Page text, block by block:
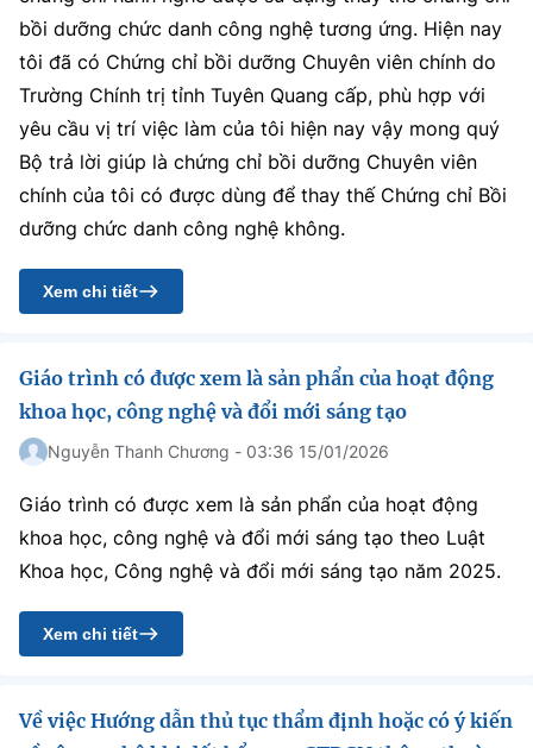
Tin tổng hợp
Tin địa phương
Sở hữu trí tuệ
Tiêu chuẩn, đo lường, chất lượng
Năng lượng nguyên tử
Infographic
Ảnh
Voice
Nhiệm vụ trọng tâm
Chọn ngôn ngữ
Vietnamese
BỘ KHOA HỌC VÀ CÔNG NGHỆ
MINISTRY OF SCIENCE AND TECHNOLOGY
Điều khoản sử dụng Theo dõi MST:
Cơ quan chủ quản: Bộ Khoa học và Công nghệ (MST)
Chịu trách nhiệm nội dung: Nguyễn Thị Hải Hằng
©2026 Bản quyền thuộc Bộ Khoa Học và Công Nghệ
bồi dưỡng chức danh công nghệ tương ứng. Hiện nay
tôi đã có Chứng chỉ bồi dưỡng Chuyên viên chính do
Trường Chính trị tỉnh Tuyên Quang cấp, phù hợp với
yêu cầu vị trí việc làm của tôi hiện nay vậy mong quý
Bộ trả lời giúp là chứng chỉ bồi dưỡng Chuyên viên
chính của tôi có được dùng để thay thế Chứng chỉ Bồi
dưỡng chức danh công nghệ không.
Xem chi tiết
Giáo trình có được xem là sản phẩn của hoạt động
khoa học, công nghệ và đổi mới sáng tạo
Nguyễn Thanh Chương - 03:36 15/01/2026
Giáo trình có được xem là sản phẩn của hoạt động
khoa học, công nghệ và đổi mới sáng tạo theo Luật
Khoa học, Công nghệ và đổi mới sáng tạo năm 2025.
Xem chi tiết
Về việc Hướng dẫn thủ tục thẩm định hoặc có ý kiến